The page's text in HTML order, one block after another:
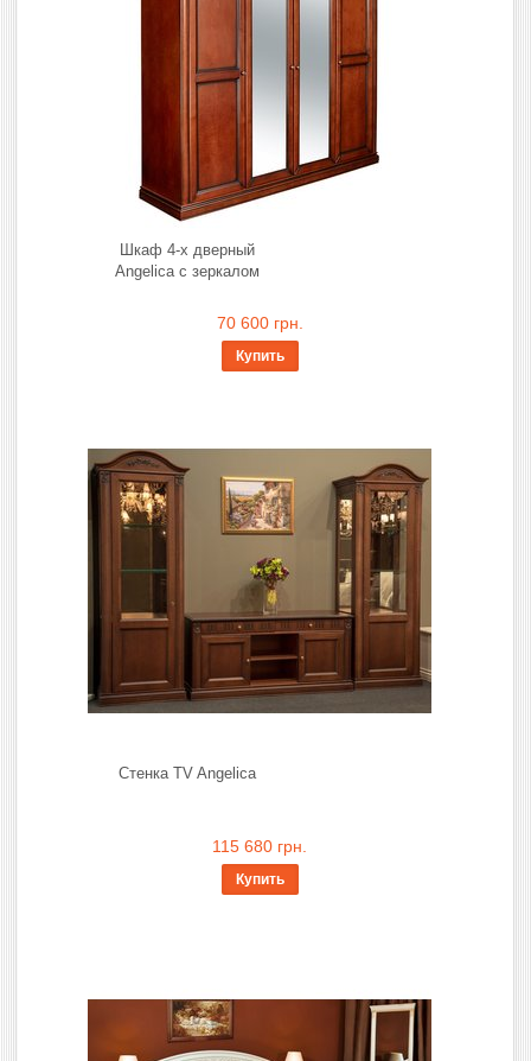
Шкаф 4-х дверный
Angelica с зеркалом
70 600 грн.
Купить
Стенка TV Angelica
115 680 грн.
Купить